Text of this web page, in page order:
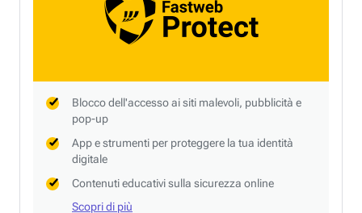
Blocco dell'accesso ai siti malevoli, pubblicità e
pop-up
App e strumenti per proteggere la tua identità
digitale
Contenuti educativi sulla sicurezza online
Scopri di più